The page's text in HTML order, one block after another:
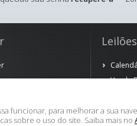
Uso
Leilões
Venda
funcionar, para melhorar a sua
sobre o uso do site. Saiba mais no